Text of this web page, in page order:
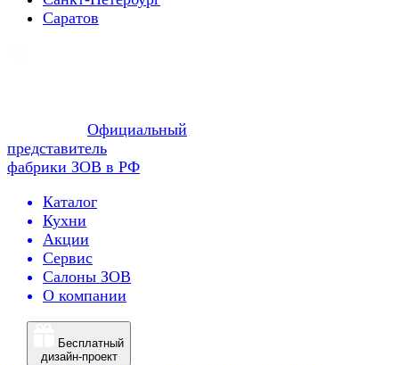
Саратов
Официальный
представитель
фабрики ЗОВ в РФ
Каталог
Кухни
Акции
Сервис
Салоны ЗОВ
О компании
Бесплатный
дизайн-проект